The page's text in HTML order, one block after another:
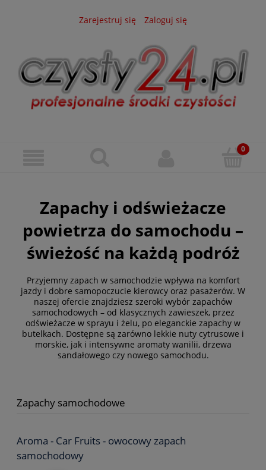
Zarejestruj się Zaloguj się
Zapachy i odświeżacze
powietrza do samochodu –
świeżość na każdą podróż
Przyjemny zapach w samochodzie wpływa na komfort
jazdy i dobre samopoczucie kierowcy oraz pasażerów. W
naszej ofercie znajdziesz szeroki wybór zapachów
samochodowych – od klasycznych zawieszek, przez
odświeżacze w sprayu i żelu, po eleganckie zapachy w
butelkach. Dostępne są zarówno lekkie nuty cytrusowe i
morskie, jak i intensywne aromaty wanilii, drzewa
sandałowego czy nowego samochodu.
Zapachy samochodowe
Aroma - Car Fruits - owocowy zapach
samochodowy